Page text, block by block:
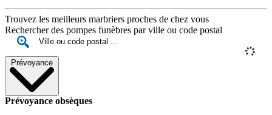
Trouvez les meilleurs marbriers proches de chez vous
Rechercher des pompes funèbres par ville ou code postal
Prévoyance
Prévoyance obsèques